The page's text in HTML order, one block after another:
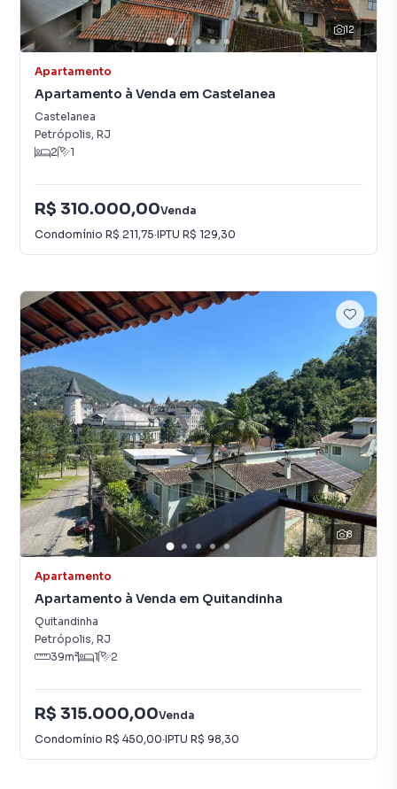
12
Apartamento
Apartamento à Venda em Castelanea
Castelanea
Petrópolis, RJ
2
1
R$ 310.000,00Venda
Condomínio R$ 211,75·IPTU R$ 129,30
8
Apartamento
Apartamento à Venda em Quitandinha
Quitandinha
Petrópolis, RJ
39m² 1 2
R$ 315.000,00Venda
Condomínio R$ 450,00·IPTU R$ 98,30